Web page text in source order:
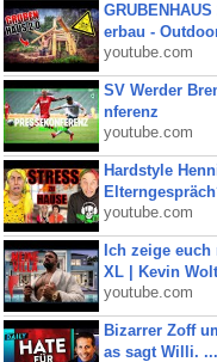
erbau -
youtube.com
SV Werder
nferenz
youtube.com
Hardstyle
youtube.com
Ich zeige
XL | Kevin
youtube.com
Bizarrer Zoff
as sagt Willi. ...